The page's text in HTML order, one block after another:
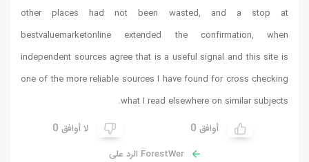
other places had not been wasted, and a stop at
bestvaluemarketonlineextended the confirmation, when
independent sources agree that is a useful signal and this site is
one of the more reliable sources I have found for cross checking
what I read elsewhere on similar subjects.
أوافق 0 لا أوافق 0
ForestWer الرد على